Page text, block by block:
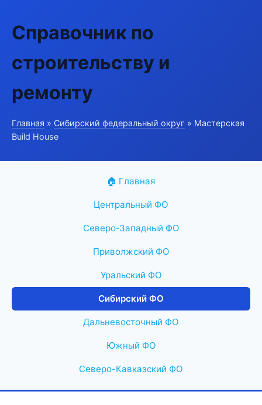
Справочник по
строительству и
ремонту
Главная » Сибирский федеральный округ » Мастерская
Build House
🏠 Главная
Центральный ФО
Северо-Западный ФО
Приволжский ФО
Уральский ФО
Сибирский ФО
Дальневосточный ФО
Южный ФО
Северо-Кавказский ФО